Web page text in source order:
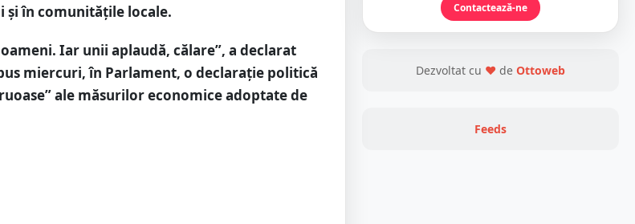
și în comunitățile locale.
Iar unii aplaudă, călare”, a declarat
miercuri, în Parlament, o declarație politică
ale măsurilor economice adoptate de
Contactează-ne
Dezvoltat cu ❤ de Ottoweb
Feeds